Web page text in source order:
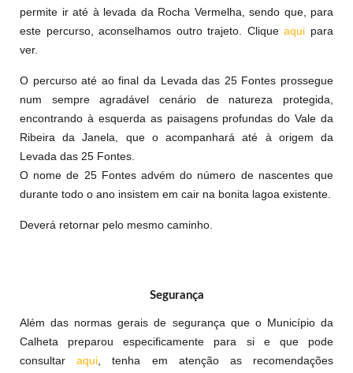
permite ir até à levada da Rocha Vermelha, sendo que, para
este percurso, aconselhamos outro trajeto. Cliqueaqui para
ver.
O percurso até ao final da Levada das 25 Fontes prossegue
num sempre agradável cenário de natureza protegida,
encontrando à esquerda as paisagens profundas do Vale da
Ribeira da Janela, que o acompanhará até à origem da
Levada das 25 Fontes.
O nome de 25 Fontes advém do número de nascentes que
durante todo o ano insistem em cair na bonita lagoa existente.
Deverá retornar pelo mesmo caminho.
Segurança
Além das normas gerais de segurança que o Município da
Calheta preparou especificamente para si e que pode
consultaraqui , tenha em atenção as recomendações